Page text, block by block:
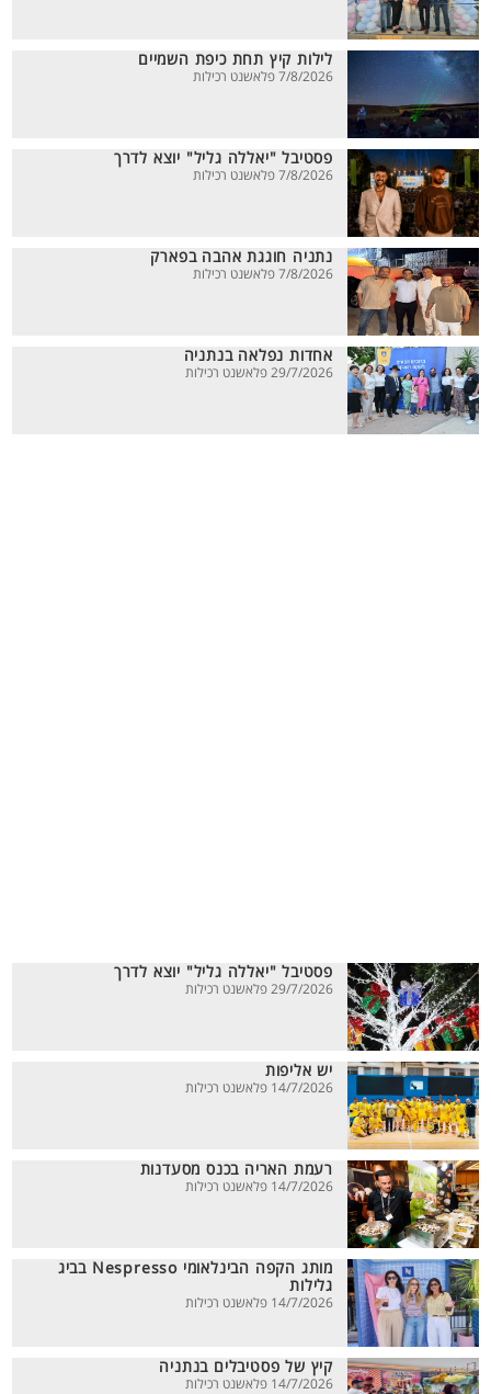
לילות קיץ תחת כיפת השמיים
7/8/2026 פלאשנט רכילות
פסטיבל "יאללה גליל" יוצא לדרך
7/8/2026 פלאשנט רכילות
נתניה חוגגת אהבה בפארק
7/8/2026 פלאשנט רכילות
אחדות נפלאה בנתניה
29/7/2026 פלאשנט רכילות
פסטיבל "יאללה גליל" יוצא לדרך
29/7/2026 פלאשנט רכילות
יש אליפות
14/7/2026 פלאשנט רכילות
רעמת האריה בכנס מסעדנות
14/7/2026 פלאשנט רכילות
מותג הקפה הבינלאומי Nespresso בביג
גלילות
14/7/2026 פלאשנט רכילות
קיץ של פסטיבלים בנתניה
14/7/2026 פלאשנט רכילות